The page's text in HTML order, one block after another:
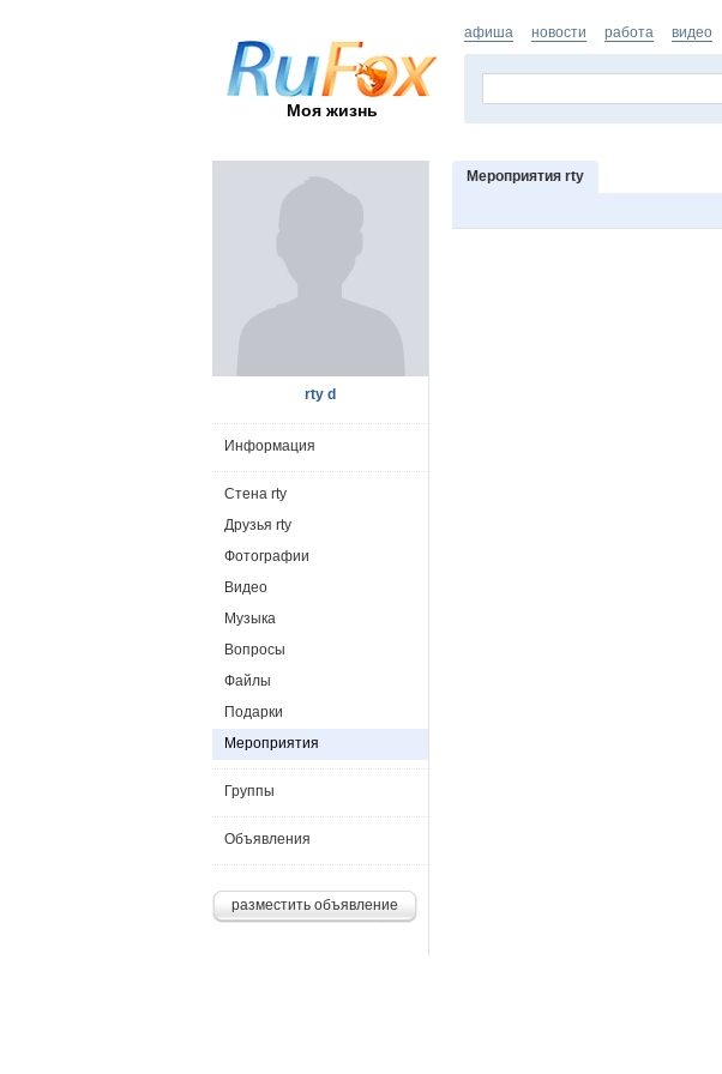
Моя жизнь
афиша новости работа видео
Мероприятия rty
rty d
Информация
Стена rty
Друзья rty
Фотографии
Видео
Музыка
Вопросы
Файлы
Подарки
Мероприятия
Группы
Объявления
разместить объявление